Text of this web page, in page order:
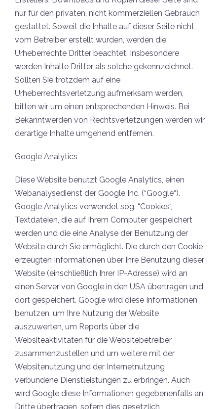
nur für den privaten, nicht kommerziellen Gebrauch
gestattet. Soweit die Inhalte auf dieser Seite nicht
vom Betreiber erstellt wurden, werden die
Urheberrechte Dritter beachtet. Insbesondere
werden Inhalte Dritter als solche gekennzeichnet.
Sollten Sie trotzdem auf eine
Urheberrechtsverletzung aufmerksam werden,
bitten wir um einen entsprechenden Hinweis. Bei
Bekanntwerden von Rechtsverletzungen werden wir
derartige Inhalte umgehend entfernen.
Google Analytics
Diese Website benutzt Google Analytics, einen
Webanalysedienst der Google Inc. (“Google“).
Google Analytics verwendet sog. “Cookies“,
Textdateien, die auf Ihrem Computer gespeichert
werden und die eine Analyse der Benutzung der
Website durch Sie ermöglicht. Die durch den Cookie
erzeugten Informationen über Ihre Benutzung dieser
Website (einschließlich Ihrer IP-Adresse) wird an
einen Server von Google in den USA übertragen und
dort gespeichert. Google wird diese Informationen
benutzen, um Ihre Nutzung der Website
auszuwerten, um Reports über die
Websiteaktivitäten für die Websitebetreiber
zusammenzustellen und um weitere mit der
Websitenutzung und der Internetnutzung
verbundene Dienstleistungen zu erbringen. Auch
wird Google diese Informationen gegebenenfalls an
Dritte übertragen, sofern dies gesetzlich